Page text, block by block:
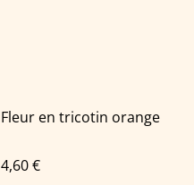
Fleur en tricotin orange
4,60 €